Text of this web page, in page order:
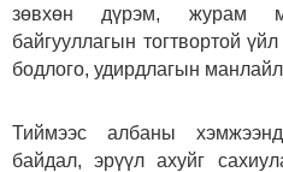
зөвхөн дүрэм, журам
байгууллагын тогтвортой
бодлого, удирдлагын
Тиймээс албаны
байдал, эрүүл ахуйг